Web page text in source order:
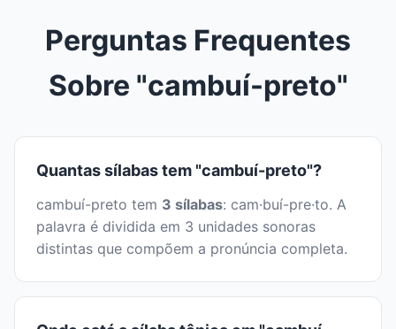
Perguntas Frequentes
Sobre "cambuí-preto"
Quantas sílabas tem "cambuí-preto"?
cambuí-preto tem 3 sílabas: cam·buí-pre·to. A
palavra é dividida em 3 unidades sonoras
distintas que compõem a pronúncia completa.